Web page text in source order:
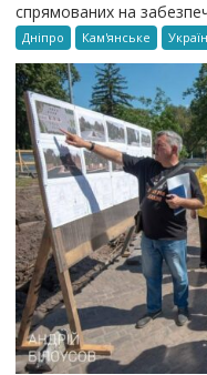
спрямованих на
Дніпро Кам'янське